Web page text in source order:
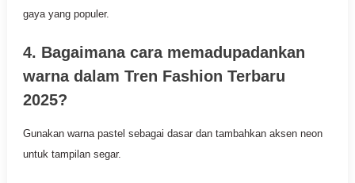
gaya yang populer.
4. Bagaimana cara memadupadankan
warna dalam Tren Fashion Terbaru
2025?
Gunakan warna pastel sebagai dasar dan tambahkan aksen neon
untuk tampilan segar.